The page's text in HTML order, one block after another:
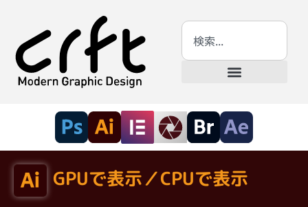
GPUで表示／CPUで表示